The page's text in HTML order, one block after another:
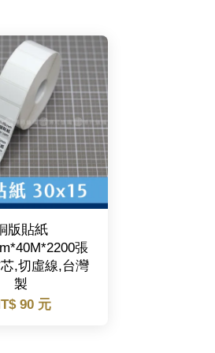
版貼紙
張
,切虛線,台灣
製
90 元